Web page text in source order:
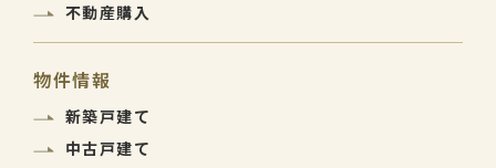
不動産購入
物件情報
新築戸建て
中古戸建て